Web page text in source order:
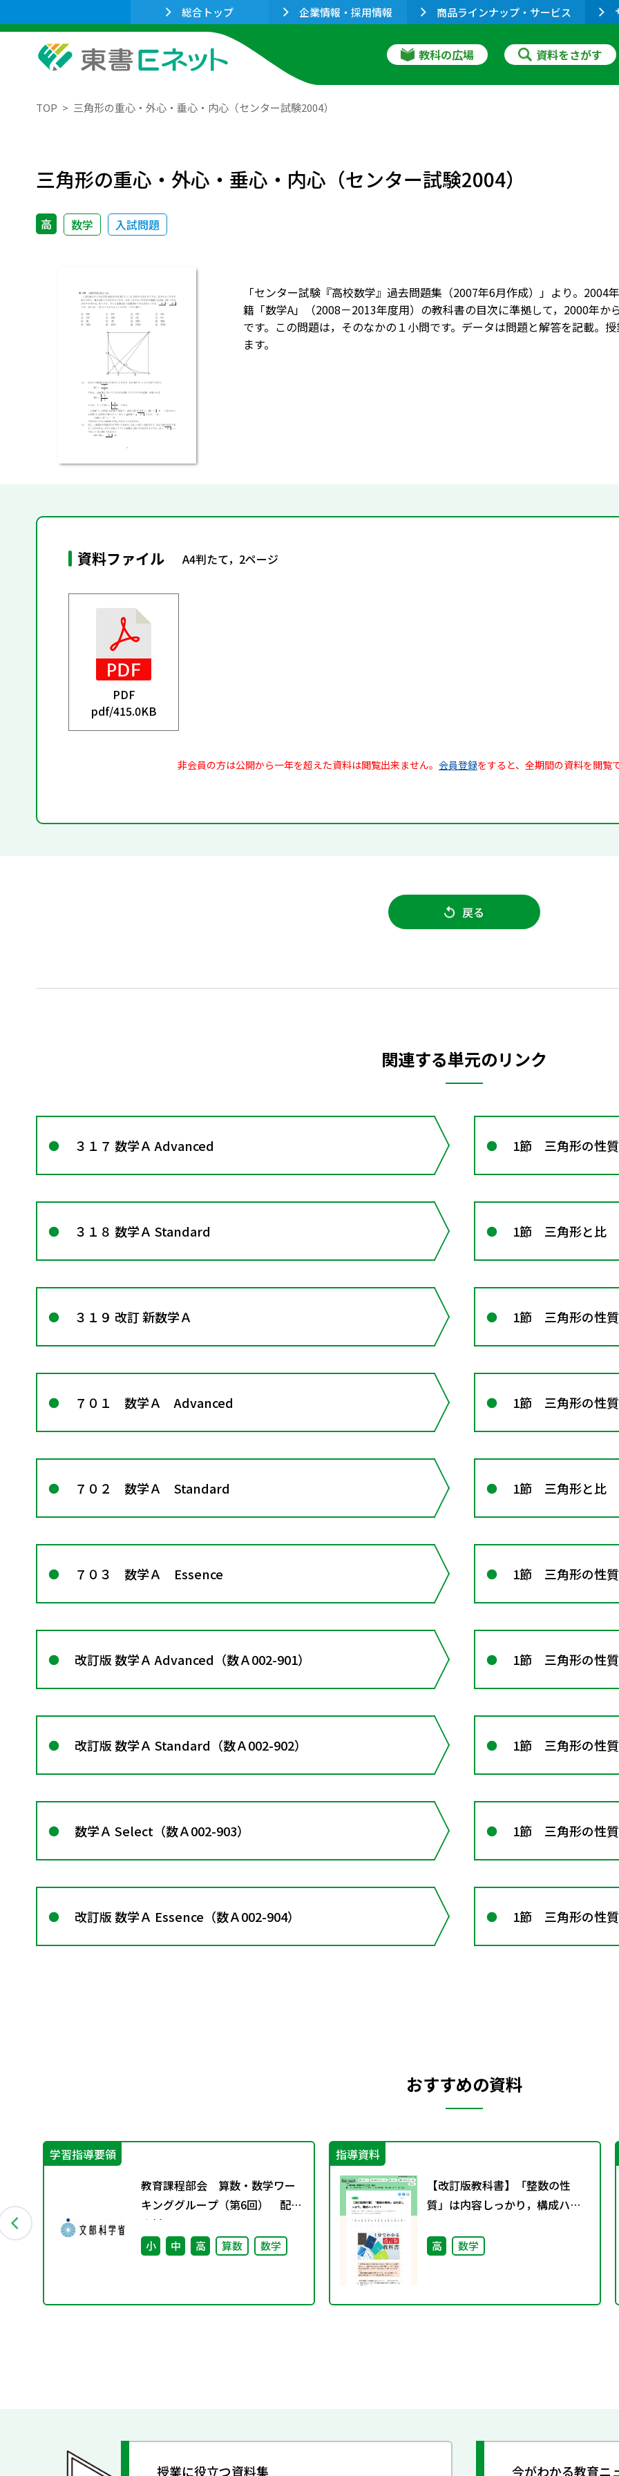
総合トップ 企業情報・採用情報 商品ラインナップ・サービス
教科の広場 資料をさがす
TOP 三角形の重心・外心・垂心・内心（センター試験2004）
三角形の重心・外心・垂心・内心（センター試験2004）
高 数学 入試問題
「センター試験『高校数学』過去問題集（2007年6月作成）」より。
籍「数学A」（2008－2013年度用）の教科書の目次に準拠して，2000年
です。この問題は，そのなかの１小問です。データは問題と解答を記載。
ます。
資料ファイル A4判たて，2ページ
PDF
pdf/415.0KB
非会員の方は公開から一年を超えた資料は閲覧出来ません。 会員登録をすると、全期間の資料を閲覧
戻る
関連する単元のリンク
３１７ 数学Ａ Advanced 1節 三角形の性質
３１８ 数学Ａ Standard 1節 三角形と比
３１９ 改訂 新数学Ａ 1節 三角形の性質
７０１ 数学Ａ Advanced 1節 三角形の性質
７０２ 数学Ａ Standard 1節 三角形と比
７０３ 数学Ａ Essence 1節 三角形の性質
改訂版 数学Ａ Advanced（数Ａ002-901） 1節 三角形の性質
改訂版 数学Ａ Standard（数Ａ002-902） 1節 三角形の性質
数学Ａ Select（数Ａ002-903） 1節 三角形の性質
改訂版 数学Ａ Essence（数Ａ002-904） 1節 三角形の性質
おすすめの資料
付
学習指導要領
教育課程部会 算数・数学ワー
キンググループ（第6回） 配付
資料
小 中 高 算数 数学
指導資料
【改訂版教科書】「整数の性
質」は内容しっかり，構成ハッ
高 数学
授業に役立つ資料集 今がわかる教育ニ